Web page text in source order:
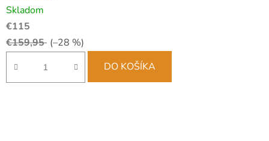
Skladom
€115
€159,95 (–28 %)
DO KOŠÍKA